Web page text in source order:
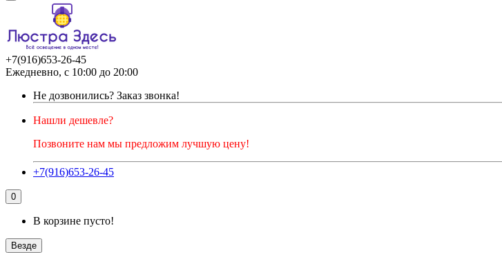
+7(916)653-26-45
Ежедневно, с 10:00 до 20:00
Не дозвонились? Заказ звонка!
Нашли дешевле?
Позвоните нам мы предложим лучшую цену!
+7(916)653-26-45
0
В корзине пусто!
Везде